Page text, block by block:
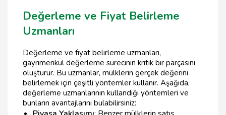
Değerleme ve Fiyat Belirleme
Uzmanları
Değerleme ve fiyat belirleme uzmanları,
gayrimenkul değerleme sürecinin kritik bir parçasını
oluşturur. Bu uzmanlar, mülklerin gerçek değerini
belirlemek için çeşitli yöntemler kullanır. Aşağıda,
değerleme uzmanlarının kullandığı yöntemleri ve
bunların avantajlarını bulabilirsiniz: